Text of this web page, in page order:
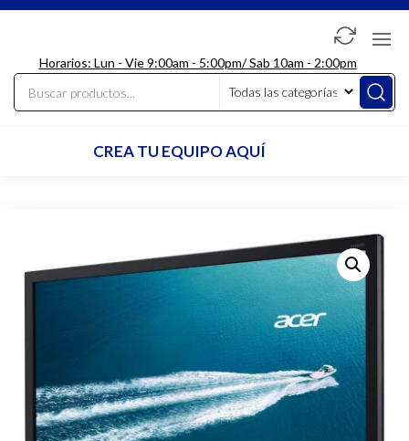
Saltar
contenido
LdcComputer
Horarios: Lun - Vie 9:00am - 5:00pm/ Sab 10am - 2:00pm
CREA TU EQUIPO AQUÍ